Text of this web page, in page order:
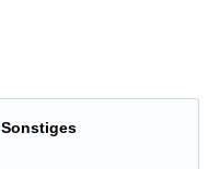
Sonstiges